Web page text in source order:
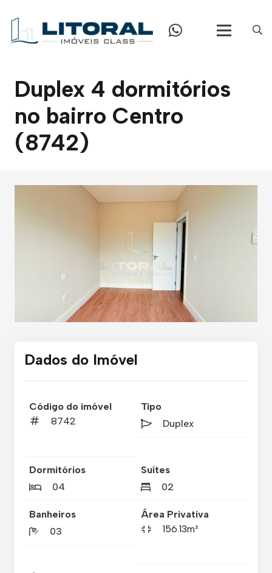
Duplex 4 dormitórios
no bairro Centro
(8742)
Dados do Imóvel
Código do imóvel
8742
Tipo
Duplex
Dormitórios
04
Suítes
02
Banheiros
03
Área Privativa
156.13m²